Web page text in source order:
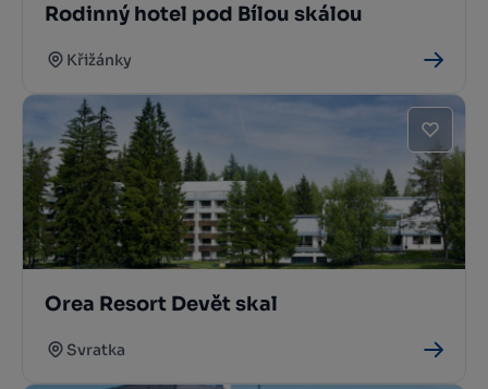
Rodinný hotel pod Bílou skálou
Křižánky
Orea Resort Devět skal
Svratka